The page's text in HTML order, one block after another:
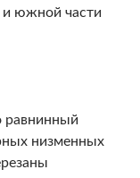
и южной части
равнинный
низменных